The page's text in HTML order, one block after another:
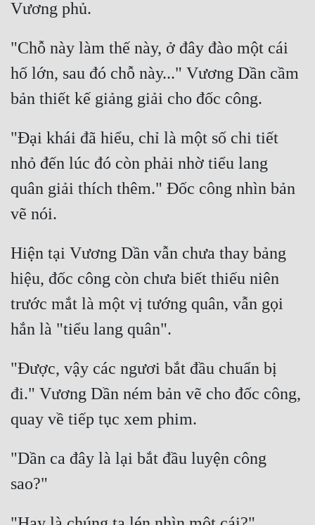
"Chỗ này làm thế này, ở đây đào một cái
hố lớn, sau đó chỗ này..." Vương Dần cầm
"Đại khái đã hiểu, chỉ là một số chi tiết
nhỏ đến lúc đó còn phải nhờ tiểu lang
quân giải thích thêm." Đốc công nhìn bản
Hiện tại Vương Dần vẫn chưa thay bảng
hiệu, đốc công còn chưa biết thiếu niên
trước mắt là một vị tướng quân, vẫn gọi
"Được, vậy các ngươi bắt đầu chuẩn bị
đi." Vương Dần ném bản vẽ cho đốc công,
"Dần ca đây là lại bắt đầu luyện công